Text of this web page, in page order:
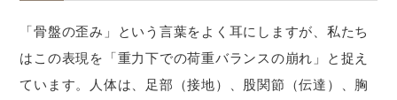
「骨盤の歪み」という言葉をよく耳にしますが、私たち
はこの表現を「重力下での荷重バランスの崩れ」と捉え
ています。人体は、足部（接地）、股関節（伝達）、胸